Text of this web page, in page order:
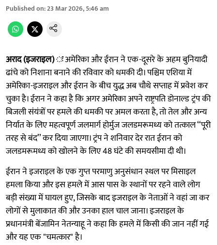
Published on:23 Mar 2026, 5:46 am
अराद (इजराइल) ःअमेरिका और ईरान ने एक-दूसरे के अहम बुनियादी
ढांचे को निशाना बनाने की रविवार को धमकी दी। पश्चिम एशिया में
अमेरिका-इजराइल और ईरान के बीच युद्ध अब चौथे सप्ताह में प्रवेश कर
चुका है। ईरान ने कहा है कि अगर अमेरिका अपने राष्ट्रपति डोनाल्ड ट्रंप की
बिजली संयंत्रों पर हमले की धमकी पर अमल करता है, तो तेल और अन्य
निर्यात के लिए महत्वपूर्ण जलमार्ग होर्मुज जलडमरूमध्य को तत्काल ‘‘पूरी
तरह से बंद’’ कर दिया जाएगा। ट्रंप ने शनिवार देर रात ईरान को
जलडमरूमध्य को खोलने के लिए 48 घंटे की समयसीमा दी थी।
ईरान ने इजराइल के एक गुप्त परमाणु अनुसंधान स्थल पर मिसाइल
हमला किया और इस हमले में आस पास के स्थानों पर रहने वाले लोग
बड़ी संख्या में घायल हुए, जिसके बाद इजराइल के नेताओं ने वहां जा कर
लोगों से मुलाकात की और उनका हाल चाल जाना। इजराइल के
प्रधानमंत्री बेंजामिन नेतन्याहू ने कहा कि हमले में किसी की जान नहीं गई
और यह एक "चमत्कार" है।